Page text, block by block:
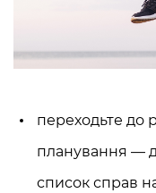
переходьте до
планування —
список справ